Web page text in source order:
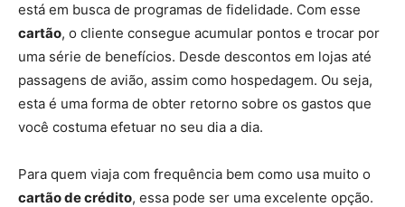
está em busca de programas de fidelidade. Com esse
cartão, o cliente consegue acumular pontos e trocar por
uma série de benefícios. Desde descontos em lojas até
passagens de avião, assim como hospedagem. Ou seja,
esta é uma forma de obter retorno sobre os gastos que
você costuma efetuar no seu dia a dia.
Para quem viaja com frequência bem como usa muito o
cartão de crédito, essa pode ser uma excelente opção.